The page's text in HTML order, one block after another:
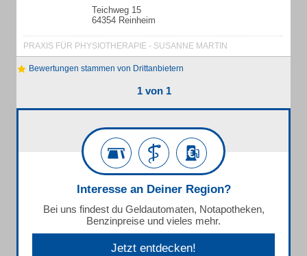
Teichweg 15
64354 Reinheim
PRAXIS FÜR PHYSIOTHERAPIE - SUSANNE MARTIN
Bewertungen stammen von Drittanbietern
1 von 1
Interesse an Deiner Region?
Bei uns findest du Geldautomaten, Notapotheken,
Benzinpreise und vieles mehr.
Jetzt entdecken!